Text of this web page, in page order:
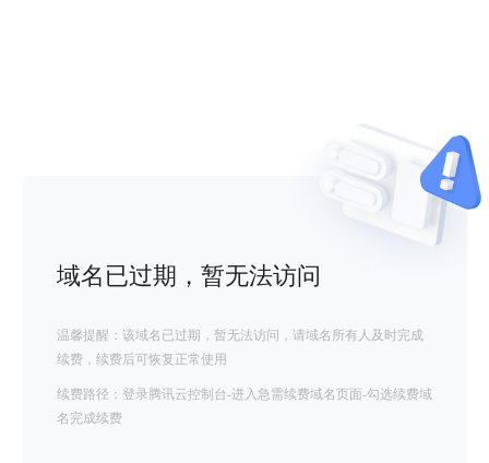
域名已过期，暂无法访问
温馨提醒：该域名已过期，暂无法访问，请域名所有人及时完成
续费，续费后可恢复正常使用
续费路径：登录腾讯云控制台-进入急需续费域名页面-勾选续费域
名完成续费